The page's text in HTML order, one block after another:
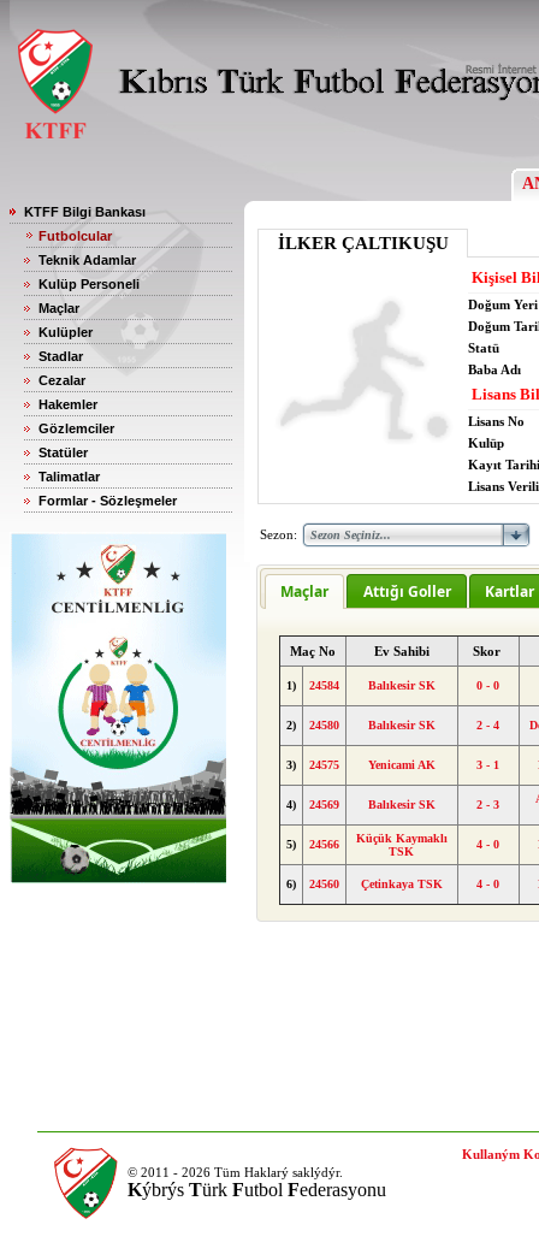
KTFF Bilgi Bankası
Futbolcular
Teknik Adamlar
Kulüp Personeli
Maçlar
Kulüpler
Stadlar
Cezalar
Hakemler
Gözlemciler
Statüler
Talimatlar
Formlar - Sözleşmeler
İLKER ÇALTIKUŞU
Kişisel
Doğum Yeri
Doğum
Statü
Baba Adı
Lisans
Lisans No
Kulüp
Kayıt Tarihi
Lisans
Sezon:
Maçlar Attığı Goller Kartlar
Maç No Ev Sahibi Skor
1) 24584 Balıkesir SK 0 - 0
2) 24580 Balıkesir SK 2 - 4
3) 24575 Yenicami AK 3 - 1
4) 24569 Balıkesir SK 2 - 3
5) 24566
Küçük Kaymaklı
TSK
4 - 0
6) 24560 Çetinkaya TSK 4 - 0
© 2011 - 2026 Tüm Haklarý saklýdýr.
Kýbrýs Türk Futbol Federasyonu
Kullaným